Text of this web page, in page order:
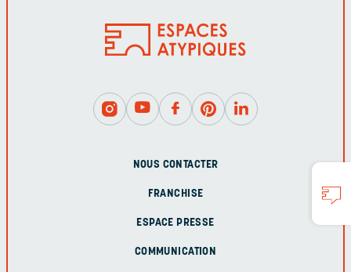
NOUS CONTACTER
FRANCHISE
ESPACE PRESSE
COMMUNICATION